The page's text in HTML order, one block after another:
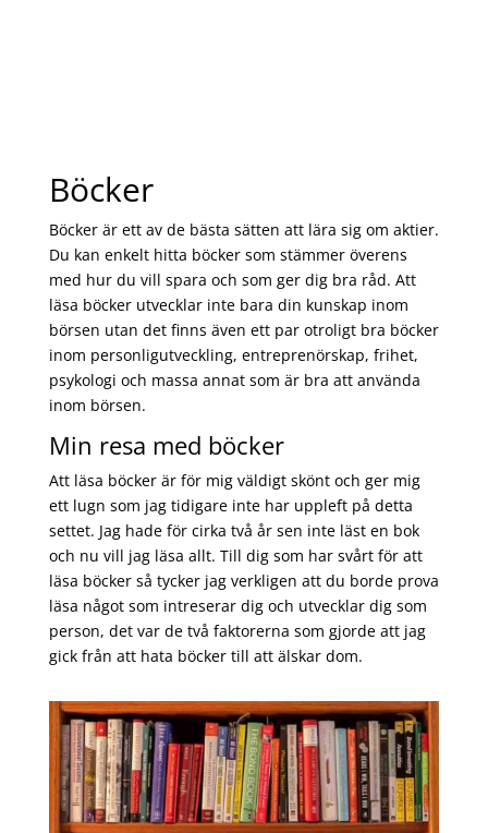
Böcker
Böcker är ett av de bästa sätten att lära sig om aktier.
Du kan enkelt hitta böcker som stämmer överens
med hur du vill spara och som ger dig bra råd. Att
läsa böcker utvecklar inte bara din kunskap inom
börsen utan det finns även ett par otroligt bra böcker
inom personligutveckling, entreprenörskap, frihet,
psykologi och massa annat som är bra att använda
inom börsen.
Min resa med böcker
Att läsa böcker är för mig väldigt skönt och ger mig
ett lugn som jag tidigare inte har uppleft på detta
settet. Jag hade för cirka två år sen inte läst en bok
och nu vill jag läsa allt. Till dig som har svårt för att
läsa böcker så tycker jag verkligen att du borde prova
läsa något som intreserar dig och utvecklar dig som
person, det var de två faktorerna som gjorde att jag
gick från att hata böcker till att älskar dom.